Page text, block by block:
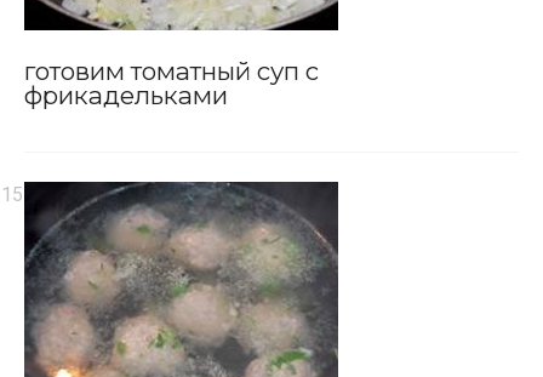
готовим томатный суп с
фрикадельками